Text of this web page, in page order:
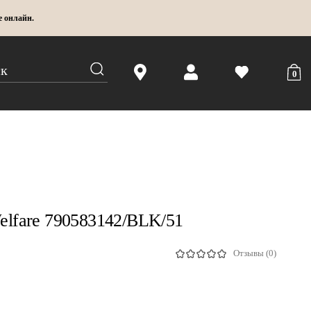
онлайн.
0
790583142/BLK/51
Отзывы (0)